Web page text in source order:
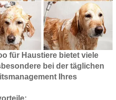
für Haustiere bietet viele
bei der täglichen
Ihres